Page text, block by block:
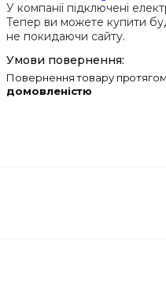
У компанії підключені
Тепер ви можете купити
не покидаючи сайту.
повернення товару протягом
домовленістю